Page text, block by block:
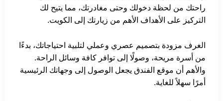
راحتك من لحظة دخولك وحتى مغادرتك، مما يتيح لك
التركيز على الأهداف الأهم من زيارتك إلى الكويت.
الغرف مزودة بتصميم عصري وعملي لتلبية احتياجاتك، بدءًا
من أسرة مريحة، وصولًا إلى توافر كافة وسائل الراحة.
والأهم أن موقع الفندق يجعل الوصول إلى وجهاتك الرئيسية
أمرًا سهلاً للغاية.